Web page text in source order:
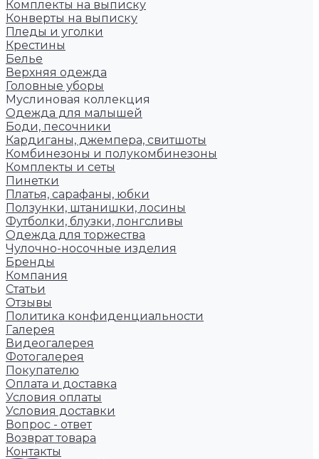
Комплекты на выписку
Конверты на выписку
Пледы и уголки
Крестины
Белье
Верхняя одежда
Головные уборы
Муслиновая коллекция
Одежда для малышей
Боди, песочники
Кардиганы, джемпера, свитшоты
Комбинезоны и полукомбинезоны
Комплекты и сеты
Пинетки
Платья, сарафаны, юбки
Ползунки, штанишки, лосины
Футболки, блузки, лонгсливы
Одежда для торжества
Чулочно-носочные изделия
Бренды
Компания
Статьи
Отзывы
Политика конфиденциальности
Галерея
Видеогалерея
Фотогалерея
Покупателю
Оплата и доставка
Условия оплаты
Условия доставки
Вопрос - ответ
Возврат товара
Контакты